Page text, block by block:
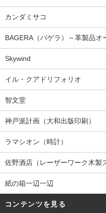
カンダミサコ
BAGERA（バゲラ）～革製品オ
Skywind
イル・クアドリフォリオ
智文堂
神戸派計画（大和出版印刷）
ラマシオン（時計）
佐野酒店（レーザーワーク木製
紙の箱一辺一辺
コンテンツを見る